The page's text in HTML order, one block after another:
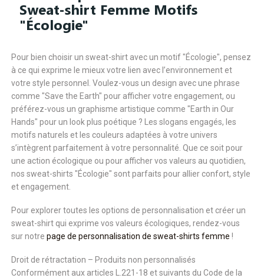
Sweat-shirt Femme Motifs
"Écologie"
Pour bien choisir un sweat-shirt avec un motif "Écologie", pensez
à ce qui exprime le mieux votre lien avec l’environnement et
votre style personnel. Voulez-vous un design avec une phrase
comme "Save the Earth" pour afficher votre engagement, ou
préférez-vous un graphisme artistique comme "Earth in Our
Hands" pour un look plus poétique ? Les slogans engagés, les
motifs naturels et les couleurs adaptées à votre univers
s’intègrent parfaitement à votre personnalité. Que ce soit pour
une action écologique ou pour afficher vos valeurs au quotidien,
nos sweat-shirts "Écologie" sont parfaits pour allier confort, style
et engagement.
Pour explorer toutes les options de personnalisation et créer un
sweat-shirt qui exprime vos valeurs écologiques, rendez-vous
sur notre page de personnalisation de sweat-shirts femme !
Droit de rétractation – Produits non personnalisés
Conformément aux articles L.221-18 et suivants du Code de la